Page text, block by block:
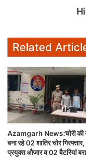
Related
Azamgarh News:चोरी की
बना रहे 02 शातिर चोर गिरफ्तार,
प्रयुक्त औजार व 02 बैटरियां